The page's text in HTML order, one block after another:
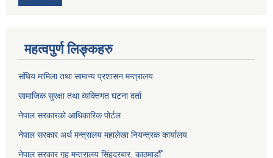
महत्वपुर्ण लिङ्कहरु
संघिय मामिला तथा सामान्य प्रशासन मन्त्रालय
सामाजिक सुरक्षा तथा व्यक्तिगत घटना दर्ता
नेपाल सरकारको आधिकारिक पोर्टल
नेपाल सरकार अर्थ मन्त्रालय महालेखा नियन्त्रक कार्यालय
नेपाल सरकार गृह मन्त्रालय सिंहदरबार, काठमाडौँ